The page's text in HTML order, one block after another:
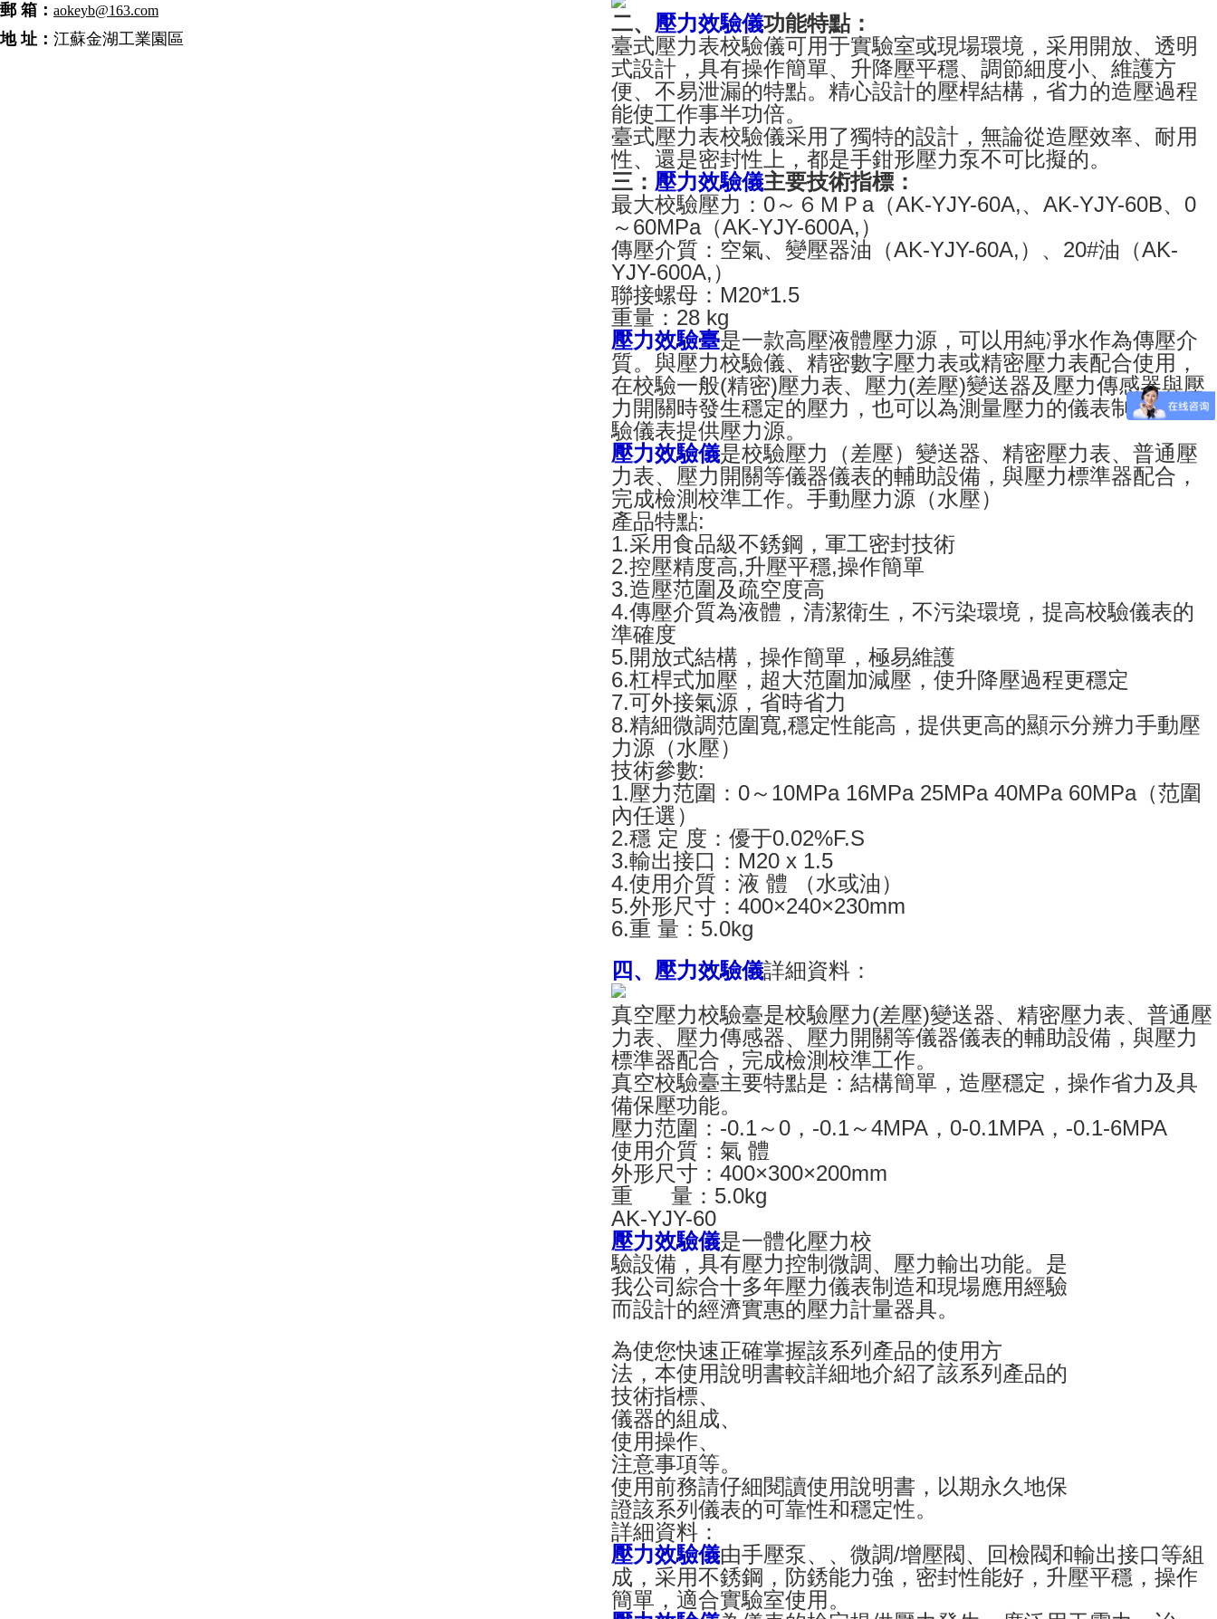
郵 箱： aokeyb@163.com
地 址： 江蘇金湖工業園區
二、 壓力效驗儀功能特點：
臺式壓力表校驗儀可用于實驗室或現場環境，采用開放、透明
式設計，具有操作簡單、升降壓平穩、調節細度小、維護方
便、不易泄漏的特點。精心設計的壓桿結構，省力的造壓過程
能使工作事半功倍。
臺式壓力表校驗儀采用了獨特的設計，無論從造壓效率、耐用
性、還是密封性上，都是手鉗形壓力泵不可比擬的。
三： 壓力效驗儀主要技術指標：
最大校驗壓力： 0～６ＭＰ a（AK-YJY-60A,、 AK-YJY-60B、 0
～ 60MPa（AK-YJY-600A, ）
傳壓介質：空氣、變壓器油（AK-YJY-60A, ）、 20#油（AK-
YJY-600A, ）
聯接螺母： M20*1.5
重量： 28 kg
壓力效驗臺是一款高壓液體壓力源，可以用純凈水作為傳壓介
質。與壓力校驗儀、精密數字壓力表或精密壓力表配合使用，
在校驗一般(精密)壓力表、壓力(差壓)變送器及壓力傳感器與壓
力開關時發生穩定的壓力，也可以為測量壓力的儀表制造廠校
驗儀表提供壓力源。
壓力效驗儀是校驗壓力（差壓）變送器、精密壓力表、普通壓
力表、壓力開關等儀器儀表的輔助設備，與壓力標準器配合，
完成檢測校準工作。手動壓力源（水壓）
產品特點:
1.采用食品級不銹鋼，軍工密封技術
2.控壓精度高,升壓平穩,操作簡單
3.造壓范圍及疏空度高
4.傳壓介質為液體，清潔衛生，不污染環境，提高校驗儀表的
準確度
5.開放式結構，操作簡單，極易維護
6.杠桿式加壓，超大范圍加減壓，使升降壓過程更穩定
7.可外接氣源，省時省力
8.精細微調范圍寬,穩定性能高，提供更高的顯示分辨力手動壓
力源（水壓）
技術參數:
1.壓力范圍：0～10MPa 16MPa 25MPa 40MPa 60MPa（范圍
內任選）
2.穩 定 度：優于0.02%F.S
3.輸出接口：M20 x 1.5
4.使用介質：液 體 （水或油）
5.外形尺寸：400×240×230mm
6.重 量：5.0kg
四、 壓力效驗儀詳細資料：
真空壓力校驗臺是校驗壓力(差壓)變送器、精密壓力表、普通壓
力表、壓力傳感器、壓力開關等儀器儀表的輔助設備，與壓力
標準器配合，完成檢測校準工作。
真空校驗臺主要特點是：結構簡單，造壓穩定，操作省力及具
備保壓功能。
壓力范圍：-0.1～0，-0.1～4MPA，0-0.1MPA，-0.1-6MPA
使用介質：氣 體
外形尺寸：400×300×200mm
重 量：5.0kg
AK-YJY-60
壓力效驗儀是一體化壓力校
驗設備，具有壓力控制微調、壓力輸出功能。是
我公司綜合十多年壓力儀表制造和現場應用經驗
而設計的經濟實惠的壓力計量器具。
為使您快速正確掌握該系列產品的使用方
法，本使用說明書較詳細地介紹了該系列產品的
技術指標、
儀器的組成、
使用操作、
注意事項等。
使用前務請仔細閱讀使用說明書，以期永久地保
證該系列儀表的可靠性和穩定性。
詳細資料：
壓力效驗儀由手壓泵、、微調/增壓閥、回檢閥和輸出接口等組
成，采用不銹鋼，防銹能力強，密封性能好，升壓平穩，操作
簡單，適合實驗室使用。